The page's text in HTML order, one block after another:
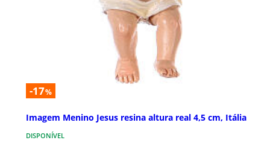
-17%
Imagem Menino Jesus resina altura real 4,5 cm, Itália
DISPONÍVEL